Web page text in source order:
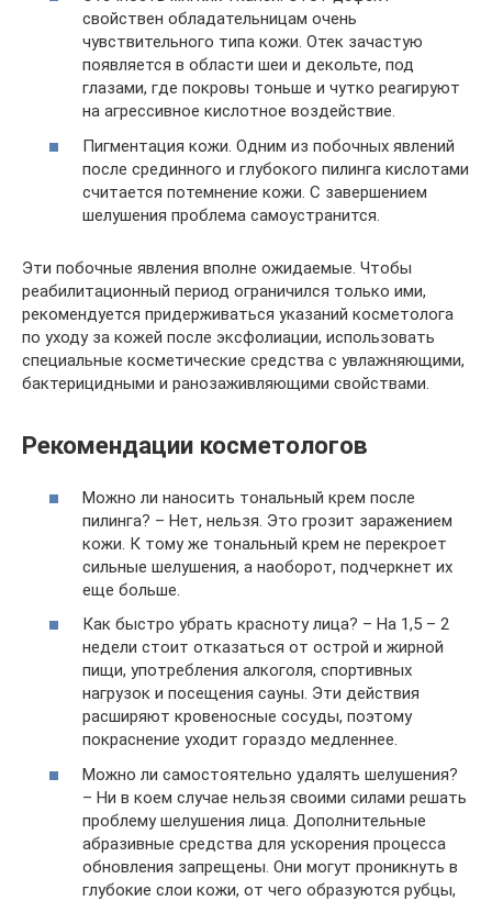
свойствен обладательницам очень
чувствительного типа кожи. Отек зачастую
появляется в области шеи и декольте, под
глазами, где покровы тоньше и чутко реагируют
на агрессивное кислотное воздействие.
Пигментация кожи. Одним из побочных явлений
после срединного и глубокого пилинга кислотами
считается потемнение кожи. С завершением
шелушения проблема самоустранится.
Эти побочные явления вполне ожидаемые. Чтобы
реабилитационный период ограничился только ими,
рекомендуется придерживаться указаний косметолога
по уходу за кожей после эксфолиации, использовать
специальные косметические средства с увлажняющими,
бактерицидными и ранозаживляющими свойствами.
Рекомендации косметологов
Можно ли наносить тональный крем после
пилинга? – Нет, нельзя. Это грозит заражением
кожи. К тому же тональный крем не перекроет
сильные шелушения, а наоборот, подчеркнет их
еще больше.
Как быстро убрать красноту лица? – На 1,5 – 2
недели стоит отказаться от острой и жирной
пищи, употребления алкоголя, спортивных
нагрузок и посещения сауны. Эти действия
расширяют кровеносные сосуды, поэтому
покраснение уходит гораздо медленнее.
Можно ли самостоятельно удалять шелушения?
– Ни в коем случае нельзя своими силами решать
проблему шелушения лица. Дополнительные
абразивные средства для ускорения процесса
обновления запрещены. Они могут проникнуть в
глубокие слои кожи, от чего образуются рубцы,